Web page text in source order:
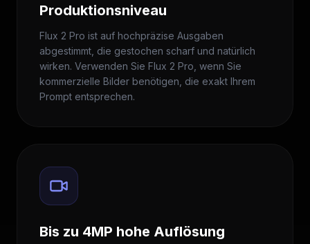
Produktionsniveau
Flux 2 Pro ist auf hochpräzise Ausgaben
abgestimmt, die gestochen scharf und natürlich
wirken. Verwenden Sie Flux 2 Pro, wenn Sie
kommerzielle Bilder benötigen, die exakt Ihrem
Prompt entsprechen.
Bis zu 4MP hohe Auflösung